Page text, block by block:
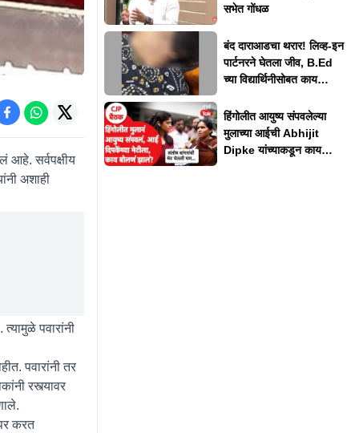
आहे. सर्वपक्षीय
अशाही
पवारांनी
पवारांनी तर
रस्त्यावर
करत
सभेत गोंधळ
बंद दाराआडचा थरार! लिव्ह-इन
पार्टनरने घेतला जीव, B.Ed
च्या विद्यार्थिनीसोबत काय
हिंगोलीत आयुष्य संपवलेल्या
मुलाच्या आईची Abhijit
Dipke यांच्याकडून काय